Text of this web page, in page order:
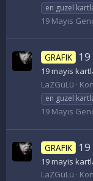
en guzel
19 Mayıs
GRAFIK 19
19 mayis
LaZGüLü
en guzel
19 Mayıs
GRAFIK 19
19 mayis
LaZGüLü